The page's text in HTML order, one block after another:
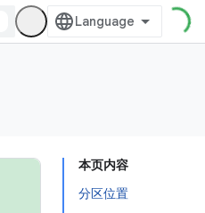
本页内容
分区位置